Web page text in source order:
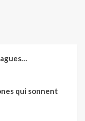
qui sonnent